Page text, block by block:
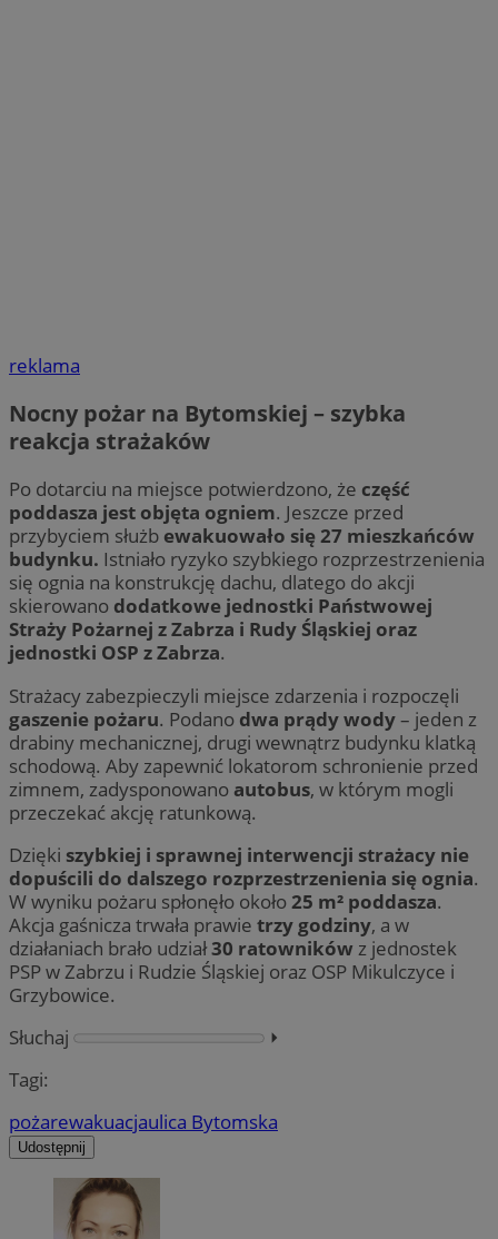
reklama
Nocny pożar na Bytomskiej – szybka
reakcja strażaków
Po dotarciu na miejsce potwierdzono, że część
poddasza jest objęta ogniem. Jeszcze przed
przybyciem służb ewakuowało się 27 mieszkańców
budynku. Istniało ryzyko szybkiego rozprzestrzenienia
się ognia na konstrukcję dachu, dlatego do akcji
skierowano dodatkowe jednostki Państwowej
Straży Pożarnej z Zabrza i Rudy Śląskiej oraz
jednostki OSP z Zabrza.
Strażacy zabezpieczyli miejsce zdarzenia i rozpoczęli
gaszenie pożaru. Podano dwa prądy wody– jeden z
drabiny mechanicznej, drugi wewnątrz budynku klatką
schodową. Aby zapewnić lokatorom schronienie przed
zimnem, zadysponowano autobus, w którym mogli
przeczekać akcję ratunkową.
Dzięki szybkiej i sprawnej interwencji strażacy nie
dopuścili do dalszego rozprzestrzenienia się ognia.
W wyniku pożaru spłonęło około25 m² poddasza.
Akcja gaśnicza trwała prawie trzy godziny, a w
działaniach brało udział30 ratowników z jednostek
PSP w Zabrzu i Rudzie Śląskiej oraz OSP Mikulczyce i
Grzybowice.
Słuchaj
⏵︎
Tagi:
pożarewakuacjaulica Bytomska
Udostępnij